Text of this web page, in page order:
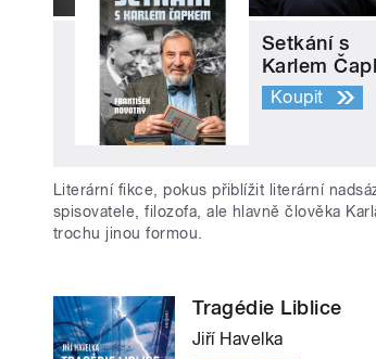
Setkání s
Karlem
Koupit
Literární fikce, pokus přiblížit literární
spisovatele, filozofa, ale hlavně člověka
trochu jinou formou.
Tragédie Liblice
Jiří Havelka